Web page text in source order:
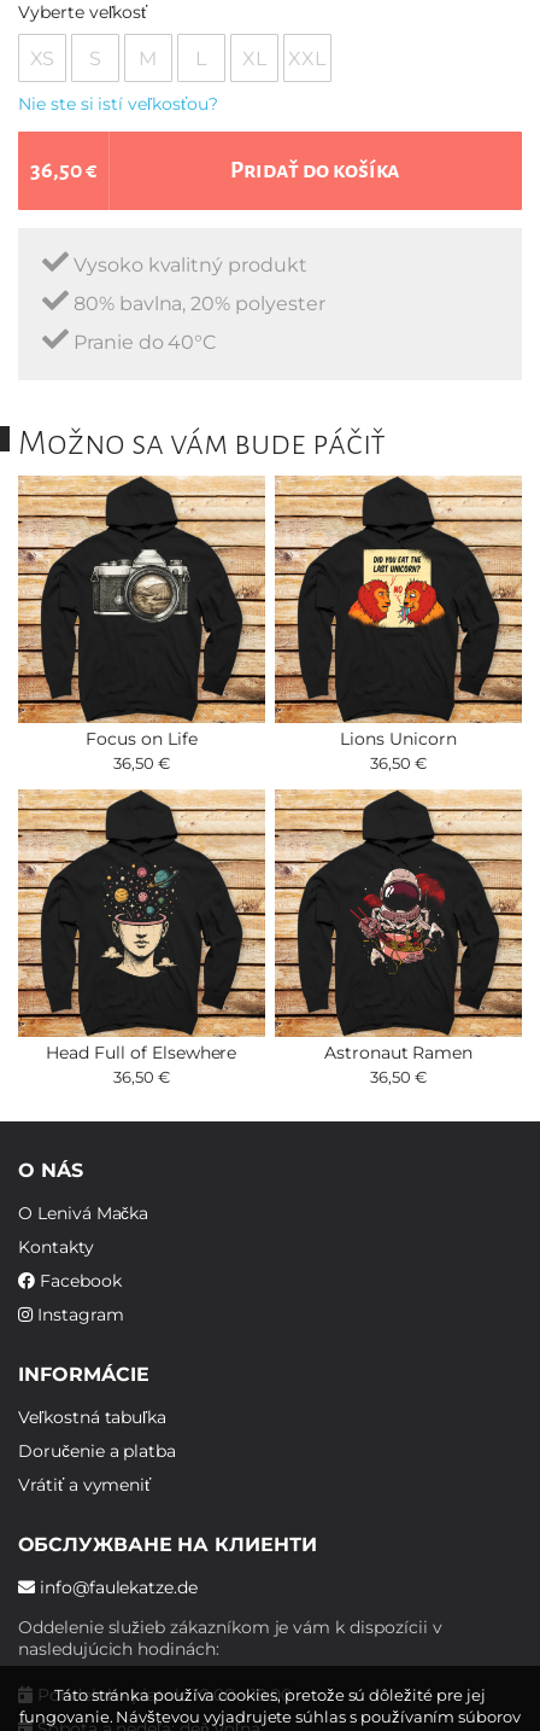
Vyberte veľkosť
XS S M L XL XXL
Nie ste si istí veľkosťou?
36,50 € Pridať do košíka
Vysoko kvalitný produkt
80% bavlna, 20% polyester
Pranie do 40°C
Možno sa vám bude páčiť
Focus on Life
36,50 €
Lions Unicorn
36,50 €
Head Full of Elsewhere
36,50 €
Astronaut Ramen
36,50 €
O NÁS
O Lenivá Mačka
Kontakty
Facebook
Instagram
INFORMÁCIE
Veľkostná tabuľka
Doručenie a platba
Vrátiť a vymeniť
ОБСЛУЖВАНЕ НА КЛИЕНТИ
info@faulekatze.de
Oddelenie služieb zákazníkom je vám k dispozícii v
nasledujúcich hodinách:
Pondelok - piatok: 10:00 - 19:00
Táto stránka používa cookies, pretože sú dôležité pre jej
fungovanie. Návštevou vyjadrujete súhlas s používaním súborov